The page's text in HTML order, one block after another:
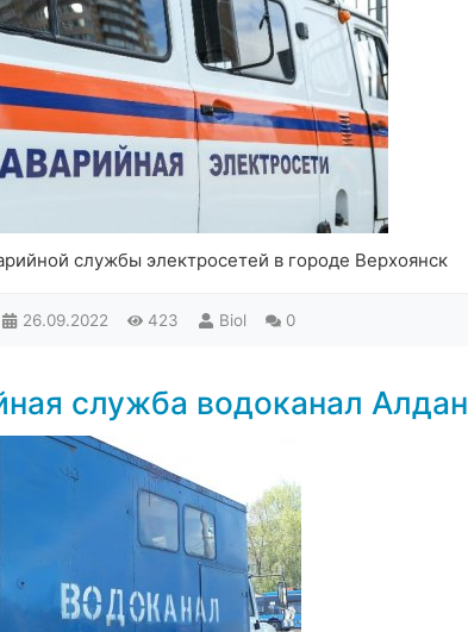
службы электросетей в городе Верхоянск
26.09.2022 423 Biol 0
служба водоканал Алдан